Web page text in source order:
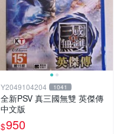
Y2049104204 1041
全新PSV 真三國無雙 英傑傳
中文版
$950